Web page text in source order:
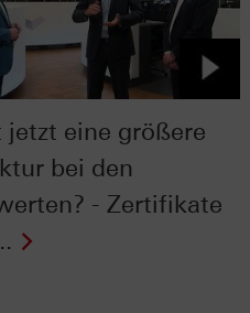
jetzt eine größere
bei den
- Zertifikate